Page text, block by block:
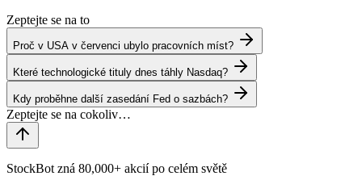
Zeptejte se na to
Proč v USA v červenci ubylo pracovních míst?
Které technologické tituly dnes táhly Nasdaq?
Kdy proběhne další zasedání Fed o sazbách?
StockBot zná 80,000+ akcií po celém světě